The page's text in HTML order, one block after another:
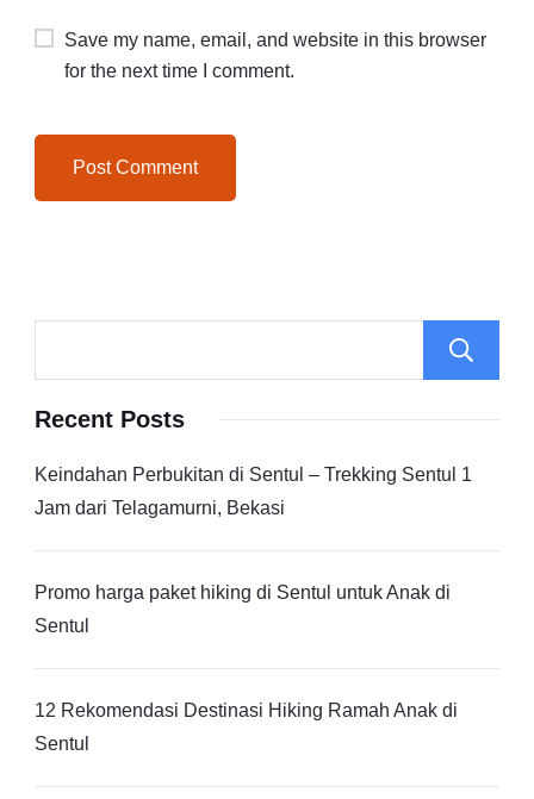
Save my name, email, and website in this browser
for the next time I comment.
Recent Posts
Keindahan Perbukitan di Sentul – Trekking Sentul 1
Jam dari Telagamurni, Bekasi
Promo harga paket hiking di Sentul untuk Anak di
Sentul
12 Rekomendasi Destinasi Hiking Ramah Anak di
Sentul